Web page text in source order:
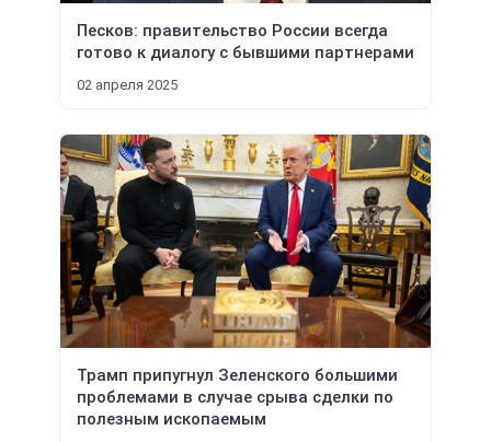
Песков: правительство России всегда
готово к диалогу с бывшими партнерами
02 апреля 2025
Трамп припугнул Зеленского большими
проблемами в случае срыва сделки по
полезным ископаемым